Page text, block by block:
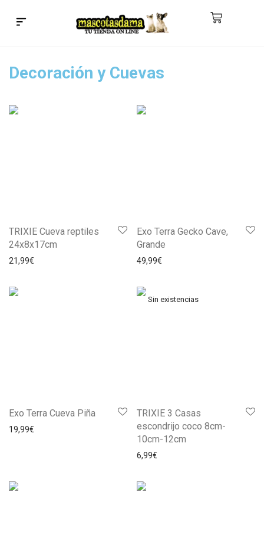
Decoración y Cuevas
TRIXIE Cueva reptiles
24x8x17cm
21,99€
Exo Terra Gecko Cave,
Grande
49,99€
Exo Terra Cueva Piña
19,99€
TRIXIE 3 Casas
escondrijo coco 8cm-
10cm-12cm
6,99€